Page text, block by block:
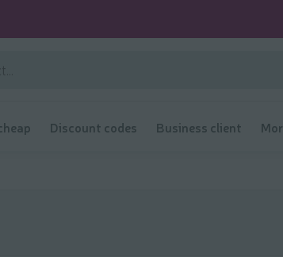
Discount codes Business client